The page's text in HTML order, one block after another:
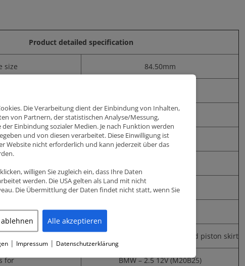
Product detailed specification
size 84.50mm
ratio (CR) 8.8:1
ratio (CR) 8.8:1
height (CH) 34.70mm
Accepts Turbo and Nitrous, Round piston skirt
for BMW – 2.5 12V (M20B25)
Die Verarbeitung dient der Einbindung von Inhalten,
von Partnern, der statistischen Analyse/Messung,
Einbindung sozialer Medien. Je nach Funktion werden
und von diesen verarbeitet. Diese Einwilligung ist
Website nicht erforderlich und kann jederzeit über das
willigen Sie zugleich ein, dass Ihre Daten
werden. Die USA gelten als Land mit nicht
Die Übermittlung der Daten findet nicht statt, wenn Sie
Alle akzeptieren
| Impressum | Datenschutzerklärung